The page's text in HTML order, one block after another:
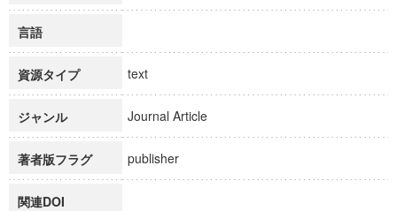
言語
資源タイプ text
ジャンル Journal Article
著者版フラグ publisher
関連DOI